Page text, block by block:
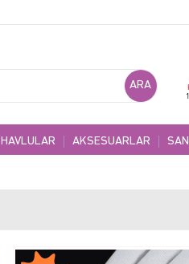
HAVLULAR AKSESUARLAR